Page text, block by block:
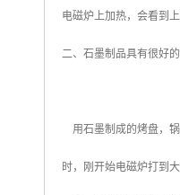
电磁炉上加热，会看到
二、石墨制品具有很好
用石墨制成的烤盘，
时，刚开始电磁炉打到